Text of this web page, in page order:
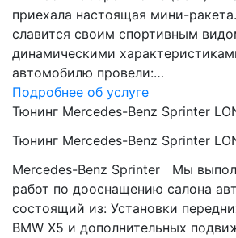
приехала настоящая мини-
славится своим спортивным
динамическими
автомобилю провели:…
Подробнее об услуге
Тюнинг Mercedes-Benz Sprinter
Тюнинг Mercedes-Benz Sprinter
Mercedes-Benz Sprinter Мы
работ по дооснащению салона
состоящий из: Установки
BMW Х5 и дополнительных